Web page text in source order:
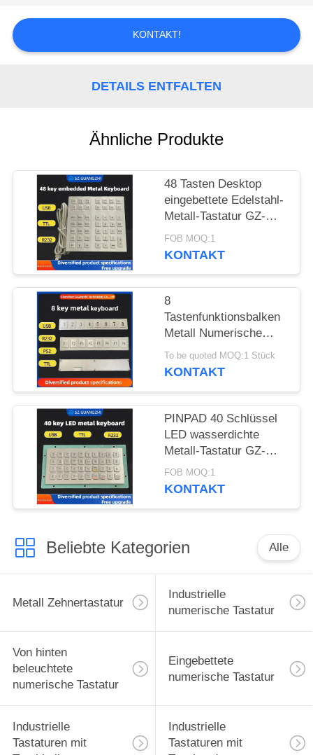
SIE
EIN
POLICY
KONTAKT!
DETAILS ENTFALTEN
Ähnliche Produkte
48 Tasten Desktop
eingebettete Edelstahl-
Metall-Tastatur GZ-
B035013 USB-
Schnittstelle
FOB MOQ:1
KONTAKT
8
Tastenfunktionsbalken
Metall Numerische
Tastatur Edelstahl 304
Seiten-Tastatur-Pinpad
To be quoted MOQ:1 Stück
KONTAKT
PINPAD 40 Schlüssel
LED wasserdichte
Metall-Tastatur GZ-
C001055 R232
Schnittstelle
FOB MOQ:1
KONTAKT
Beliebte Kategorien Alle
Metall Zehnertastatur
Industrielle
numerische Tastatur
Von hinten
beleuchtete
numerische Tastatur
Eingebettete
numerische Tastatur
Industrielle
Tastaturen mit
Industrielle
Tastaturen mit